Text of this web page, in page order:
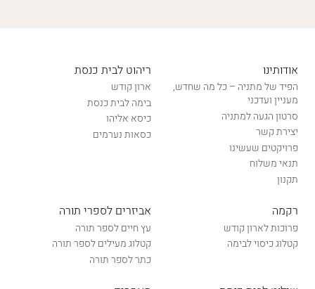
אודותינו
הפיד של מתניה – כל מה שחדש,
מעניין ועדכני
סרטון הגעה למתניה
יצירת קשר
פרויקטים שעשינו
תנאי משלוח
תקנון
ריהוט לבית כנסת
ארון קודש
בימה לבית כנסת
כיסא אליהו
כסאות נערמים
רקמה
פרוכות לארון קודש
קטלוג כיסוי לבימה
אביזרים לספרי תורה
עץ חיים לספר תורה
קטלוג מעילים לספר תורה
כתר לספר תורה